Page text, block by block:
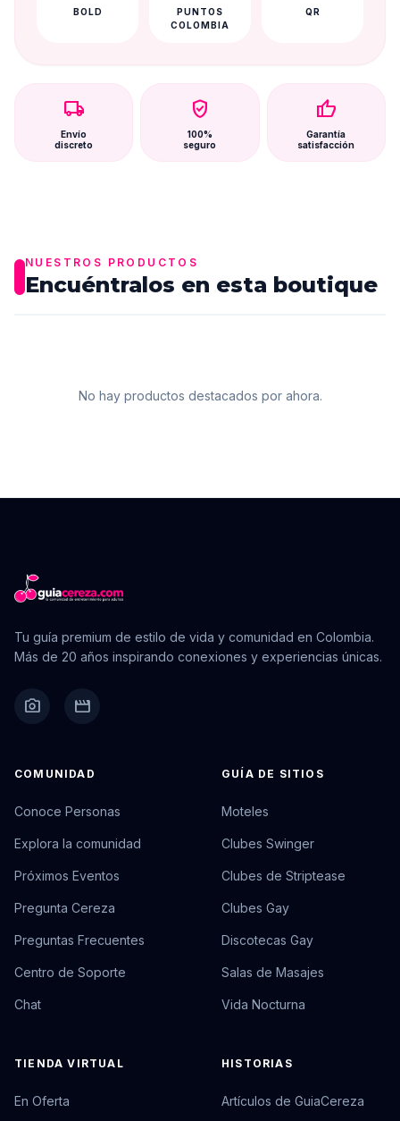
BOLD
PUNTOS
COLOMBIA
QR
local_shipping
Envío
discreto
verified_user
100%
seguro
thumb_up
Garantía
satisfacción
NUESTROS PRODUCTOS
Encuéntralos en esta boutique
No hay productos destacados por ahora.
Tu guía premium de estilo de vida y comunidad en Colombia.
Más de 20 años inspirando conexiones y experiencias únicas.
camera_alt movie
COMUNIDAD
Conoce Personas
Explora la comunidad
Próximos Eventos
Pregunta Cereza
Preguntas Frecuentes
Centro de Soporte
Chat
GUÍA DE SITIOS
Moteles
Clubes Swinger
Clubes de Striptease
Clubes Gay
Discotecas Gay
Salas de Masajes
Vida Nocturna
TIENDA VIRTUAL
En Oferta
HISTORIAS
Artículos de GuiaCereza